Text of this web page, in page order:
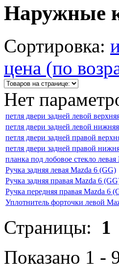
Наружные
Сортировка:
цена (по
Нет
петля двери задней левой
петля двери задней левой
петля двери задней правой
петля двери задней правой
планка под лобовое стекло
Ручка задняя левая Mazda 6 (GG)
Ручка задняя правая Mazda 6
Ручка передняя правая Mazda 6
Уплотнитель форточки левой
Страницы: 1
Показано 1 -